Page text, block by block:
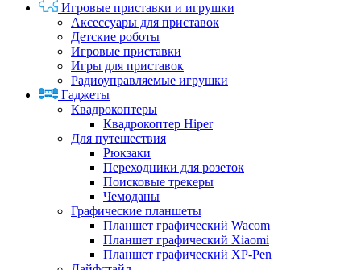
Игровые приставки и игрушки
Аксессуары для приставок
Детские роботы
Игровые приставки
Игры для приставок
Радиоуправляемые игрушки
Гаджеты
Квадрокоптеры
Квадрокоптер Hiper
Для путешествия
Рюкзаки
Переходники для розеток
Поисковые трекеры
Чемоданы
Графические планшеты
Планшет графический Wacom
Планшет графический Xiaomi
Планшет графический XP-Pen